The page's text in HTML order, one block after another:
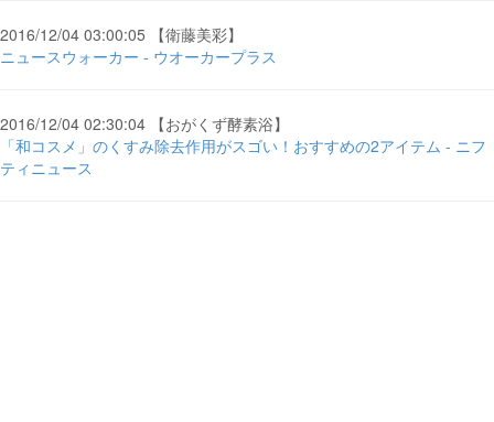
2016/12/04 03:00:05 【衛藤美彩】
ニュースウォーカー - ウオーカープラス
2016/12/04 02:30:04 【おがくず酵素浴】
「和コスメ」のくすみ除去作用がスゴい！おすすめの2アイテム - ニフ
ティニュース